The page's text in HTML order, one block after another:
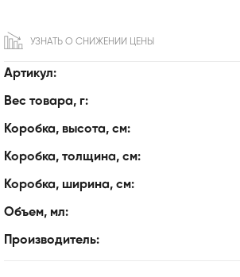
Артикул:
Вес товара, г:
Коробка, высота, см:
Коробка, толщина, см:
Коробка, ширина, см:
Объем, мл:
Производитель:
УЗНАТЬ О СНИЖЕНИИ ЦЕНЫ